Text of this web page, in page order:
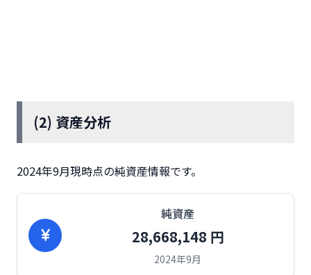
(2) 資産分析
2024年9月現時点の純資産情報です。
純資産
28,668,148 円
2024年9月